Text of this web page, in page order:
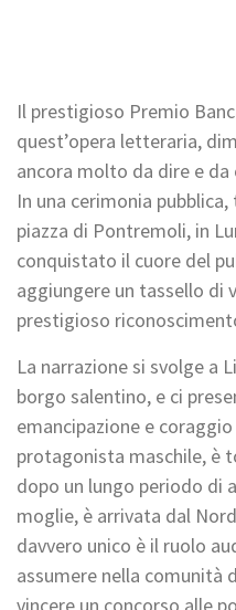
Il prestigioso Premio
quest’opera letteraria,
ancora molto da dire e
In una cerimonia
piazza di Pontremoli, in
conquistato il cuore del
aggiungere un tassello di
prestigioso
La narrazione si svolge a
borgo salentino, e ci
emancipazione e
protagonista maschile, è
dopo un lungo periodo di
moglie, è arrivata dal
davvero unico è il ruolo
assumere nella comunità
vincere un concorso alle